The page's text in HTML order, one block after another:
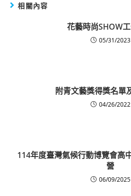
相關內容
花藝時尚SHOW工
05/31/2023
附青文藝獎得獎名單
04/26/2022
114年度臺灣氣候行動博覽會高
營
06/09/2025